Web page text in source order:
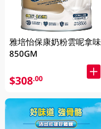
雅培怡保康奶粉雲呢拿味
850GM
$308.00